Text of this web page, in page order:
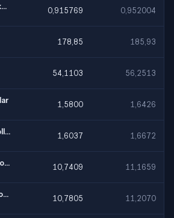
Schweizer Franken 0,915769 0,952004
178,85 185,93
54,1103 56,2513
1,5800 1,6426
Australischer Dollar 1,6037 1,6672
Schwedische Krone 10,7409 11,1659
Norwegische Krone 10,7805 11,2070